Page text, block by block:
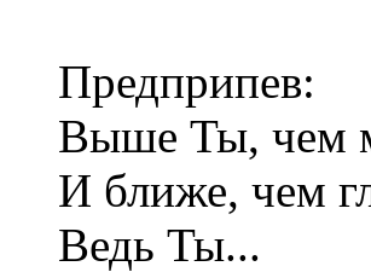
Предприпев:
Выше Ты, чем
И ближе, чем
Ведь Ты...